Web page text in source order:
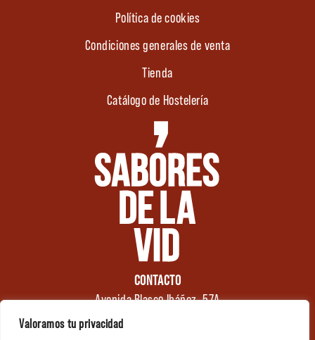
Valoramos tu privacidad
Política de cookies
Condiciones generales de venta
Tienda
Catálogo de Hostelería
CONTACTO
Avenida Blasco Ibáñez, 57A